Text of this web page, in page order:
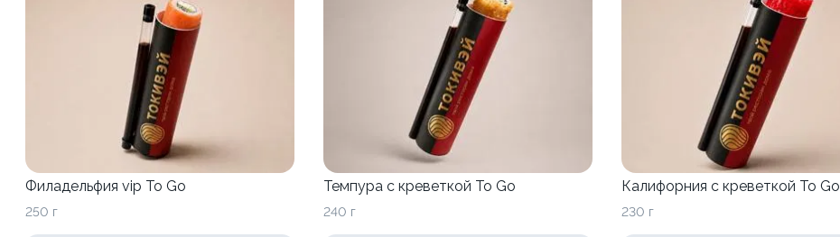
Филадельфия vip To Go
250 г
Темпура с креветкой To Go
240 г
Калифорния с креветкой To Go
230 г